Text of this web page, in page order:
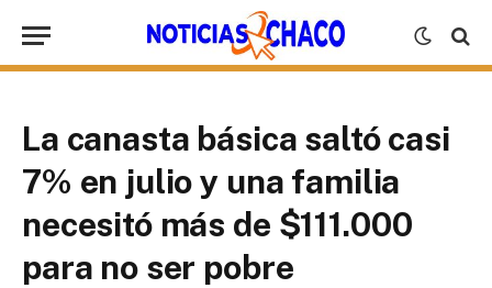
La canasta básica saltó casi
7% en julio y una familia
necesitó más de $111.000
para no ser pobre